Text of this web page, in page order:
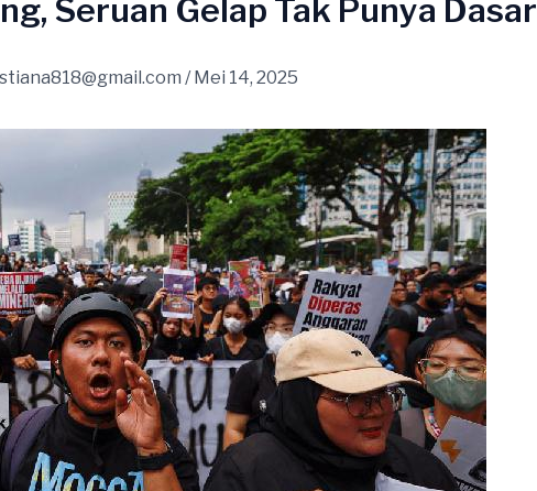
Seruan Gelap Tak Punya Dasar
/Mei 14, 2025